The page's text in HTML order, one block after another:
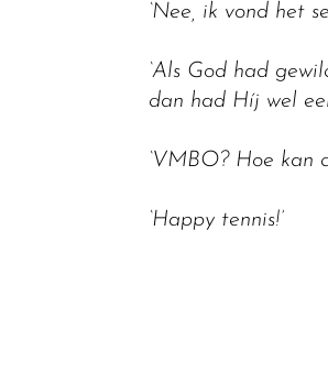
‘Nee, ik vond het
‘Als God had
dan had Híj wel
‘VMBO? Hoe kan
‘Happy tennis!’